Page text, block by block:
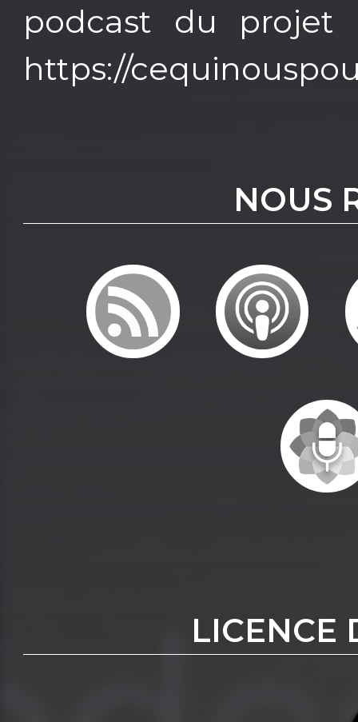
podcast du projet
https://
NOUS
LICENCE